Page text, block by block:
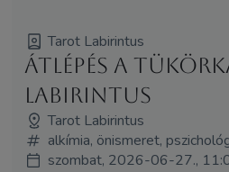
Tarot Labirintus
Átlépés a
Labirintus
Tarot Labirintus
alkímia, önismeret,
szombat, 2026-06-27.,